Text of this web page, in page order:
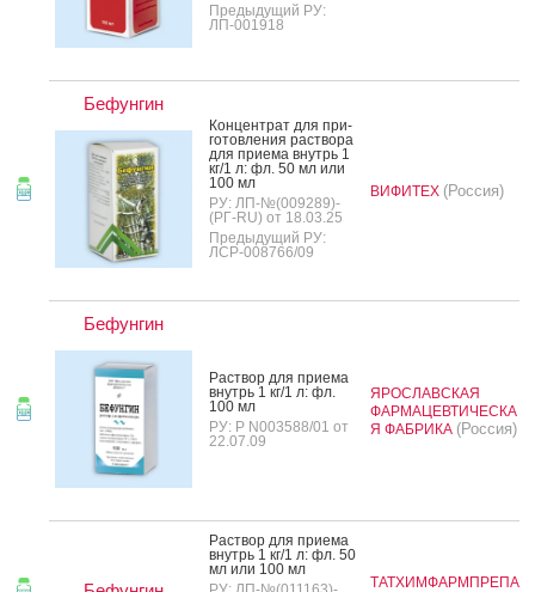
Предыдущий РУ:
ЛП-001918
Бефунгин
Кон­цен­трат для при­
готов­ле­ния рас­тво­ра
для при­ема внутрь 1
кг/1 л: фл. 50 мл или
100 мл
РУ: ЛП-№(009289)-
(РГ-RU) от 18.03.25
Предыдущий РУ:
ЛСР-008766/09
ВИФИТЕХ (Россия)
Бефунгин
Рас­твор для при­ема
внутрь 1 кг/1 л: фл.
100 мл
РУ: Р N003588/01 от
22.07.09
ЯРОСЛАВСКАЯ
ФАРМАЦЕВТИЧЕСКА
Я ФАБРИКА (Россия)
Рас­твор для при­ема
внутрь 1 кг/1 л: фл. 50
мл или 100 мл
ТАТХИМФАРМПРЕПА